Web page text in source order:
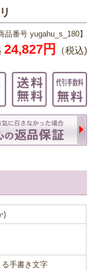
品番号 yugahu_s_180】
24,827円 （税込)
)
手書き文字